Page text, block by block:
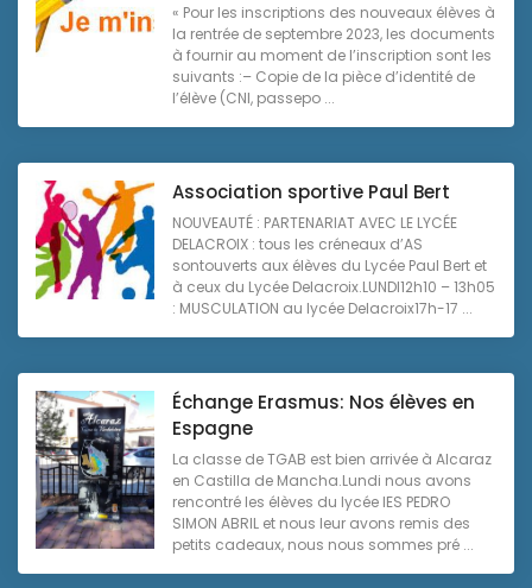
« Pour les inscriptions des nouveaux élèves à
la rentrée de septembre 2023, les documents
à fournir au moment de l’inscription sont les
suivants :– Copie de la pièce d’identité de
l’élève (CNI, passepo ...
Association sportive Paul Bert
NOUVEAUTÉ : PARTENARIAT AVEC LE LYCÉE
DELACROIX : tous les créneaux d’AS
sontouverts aux élèves du Lycée Paul Bert et
à ceux du Lycée Delacroix.LUNDI12h10 – 13h05
: MUSCULATION au lycée Delacroix17h-17 ...
Échange Erasmus: Nos élèves en
Espagne
La classe de TGAB est bien arrivée à Alcaraz
en Castilla de Mancha.Lundi nous avons
rencontré les élèves du lycée IES PEDRO
SIMON ABRIL et nous leur avons remis des
petits cadeaux, nous nous sommes pré ...